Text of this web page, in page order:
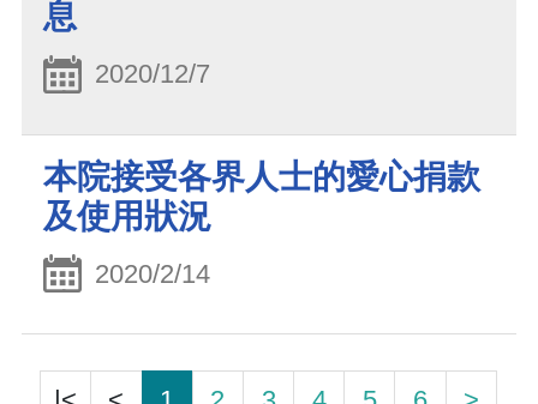
息
2020/12/7
本院接受各界人士的愛心捐款
及使用狀況
2020/2/14